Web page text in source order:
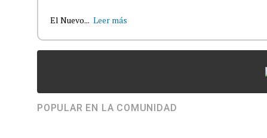
El Nuevo... Leer más
POPULAR EN LA COMUNIDAD